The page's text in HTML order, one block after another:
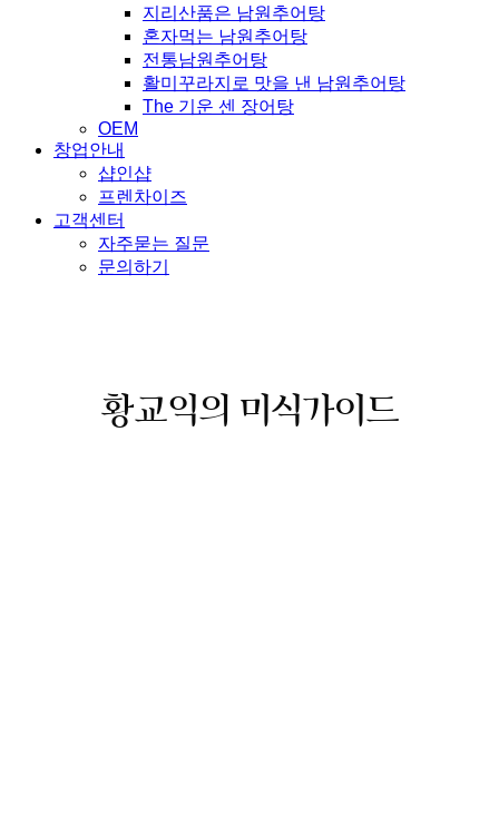
지리산품은 남원추어탕
혼자먹는 남원추어탕
전통남원추어탕
활미꾸라지로 맛을 낸 남원추어탕
The 기운 센 장어탕
OEM
창업안내
샵인샵
프렌차이즈
고객센터
자주묻는 질문
문의하기
황교익의 미식가이드